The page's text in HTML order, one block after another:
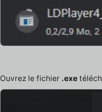
Ouvrez le fichier .exe